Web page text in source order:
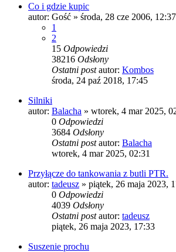
Co i gdzie kupic
autor: Gość » środa, 28 cze 2006, 12:37
1
2
15 Odpowiedzi
38216 Odsłony
Ostatni postautor: Kombos
środa, 24 paź 2018, 17:45
Silniki
autor: Balacha » wtorek, 4 mar 2025,
0 Odpowiedzi
3684 Odsłony
Ostatni postautor: Balacha
wtorek, 4 mar 2025, 02:31
Przyłącze do tankowania z butli PTR.
autor: tadeusz » piątek, 26 maja 2023,
0 Odpowiedzi
4039 Odsłony
Ostatni postautor: tadeusz
piątek, 26 maja 2023, 17:33
Suszenie prochu